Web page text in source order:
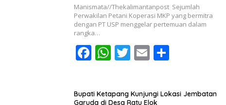
o
o
k
A
p
Manismata//Thekalimantanpost Sejumlah
Perwakilan Petani Koperasi MKP yang bermitra
dengan PT USP menggelar pertemuan dalam
rangka…
F
ac
b
W
h
s
T
w
er
E
m
l e
Bupati Ketapang Kunjungi Lokasi Jembatan
Garuda di Desa Ratu Elok